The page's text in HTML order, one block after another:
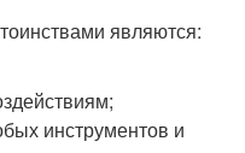
являются:
инструментов и